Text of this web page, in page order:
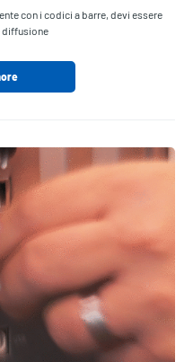
con i codici a barre, devi essere
diffusione